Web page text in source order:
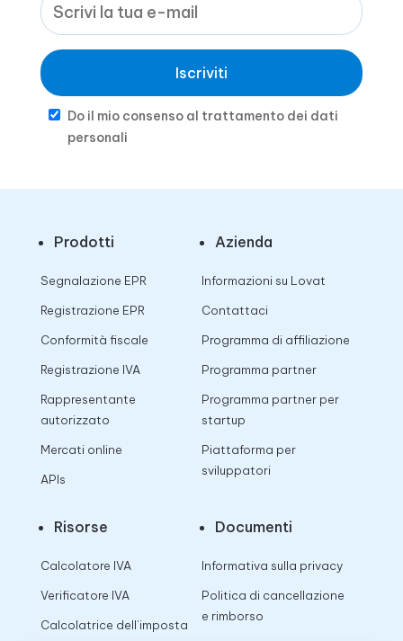
Iscriviti
Do il mio consenso al trattamento dei dati
personali
Prodotti
Segnalazione EPR
Registrazione EPR
Conformità fiscale
Registrazione IVA
Rappresentante
autorizzato
Mercati online
APIs
Azienda
Informazioni su Lovat
Contattaci
Programma di affiliazione
Programma partner
Programma partner per
startup
Piattaforma per
sviluppatori
Risorse
Calcolatore IVA
Verificatore IVA
Calcolatrice dell’imposta
Documenti
Informativa sulla privacy
Politica di cancellazione
e rimborso